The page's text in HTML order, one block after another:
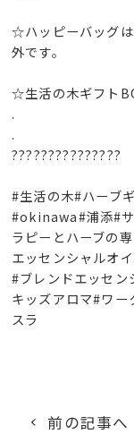
☆ハッピーバッグ
外です。
☆生活の木ギフト
.
.
???????????????
#生活の木#ハーブ
#okinawa#浦添#サ
ラピーとハーブの
エッセンシャルオ
#ブレンドエッセン
キッズアロマ#ワ
スラ
前の記事へ